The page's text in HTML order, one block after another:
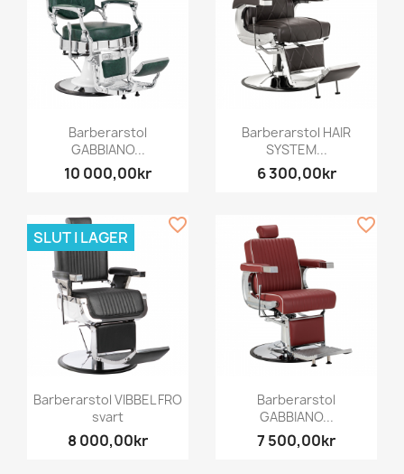
Barberarstol
GABBIANO...
10 000,00kr
Barberarstol HAIR
SYSTEM...
6 300,00kr
Barberarstol VIBBEL FRO
svart
8 000,00kr
SLUT I LAGER
favorite_border
Barberarstol
GABBIANO...
7 500,00kr
favorite_border